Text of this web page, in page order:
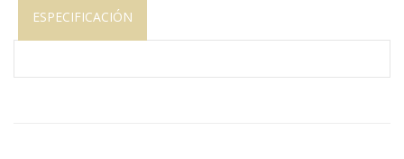
ESPECIFICACIÓN